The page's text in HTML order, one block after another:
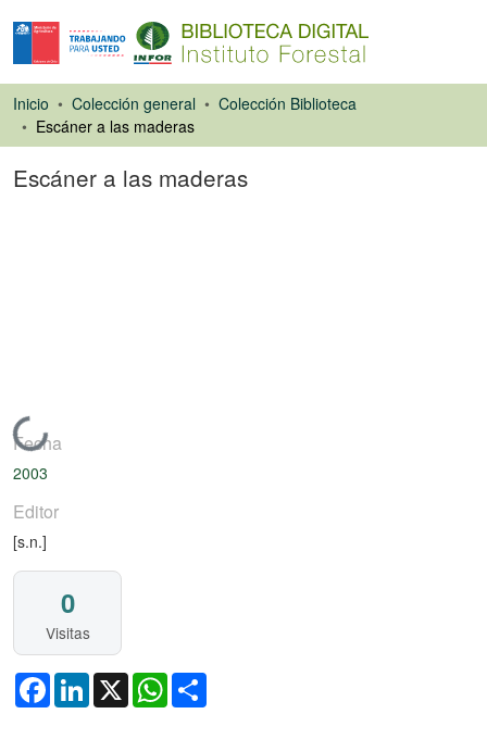
Inicio Colección general
Colección Biblioteca
Escáner a las maderas
Escáner a las maderas
Cargando...
Fecha
2003
Editor
[s.n.]
0
Visitas
FacebookLinkedIn
X WhatsApp